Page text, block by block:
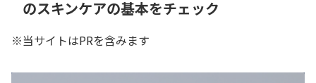
のスキンケアの基本をチェック
※当サイトはPRを含みます